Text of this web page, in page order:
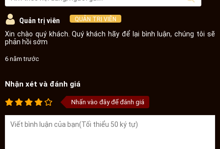
Quản trị viên QUẢN TRỊ VIÊN
Xin chào quý khách. Quý khách hãy để lại bình luận, chúng tôi sẽ
phản hồi sớm
6 năm trước
Nhận xét và đánh giá
Nhấn vào đây để đánh giá